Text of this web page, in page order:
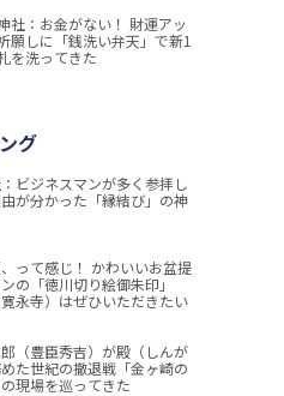
社：お金がない！ 財運アッ
願しに「銭洗い弁天」で新1
を洗ってきた
グ
ビジネスマンが多く参拝し
が分かった「縁結び」の神
って感じ！ かわいいお盆提
の「徳川切り絵御朱印」
寛永寺）はぜひいただきたい
（豊臣秀吉）が殿（しんが
た世紀の撤退戦「金ヶ崎の
現場を巡ってきた